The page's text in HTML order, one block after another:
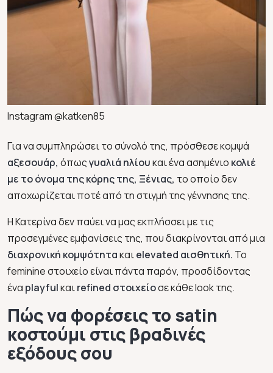
Instagram @katken85
Για να συμπληρώσει το σύνολό της, πρόσθεσε κομψά
αξεσουάρ, όπωςγυαλιά ηλίουκαι ένα ασημένιο κολιέ
με το όνομα της κόρης της, Ξένιας, το οποίο δεν
αποχωρίζεται ποτέ από τη στιγμή της γέννησης της.
Η Κατερίνα δεν παύει να μας εκπλήσσει με τις
προσεγμένες εμφανίσεις της, που διακρίνονται από μια
διαχρονική κομψότητακαιelevated αισθητική. To
feminine στοιχείο είναι πάντα παρόν, προσδίδοντας
ένα playfulκαιrefined στοιχείοσε κάθε look της.
Πώς να φορέσεις το satin
κοστούμι στις βραδινές
εξόδους σου